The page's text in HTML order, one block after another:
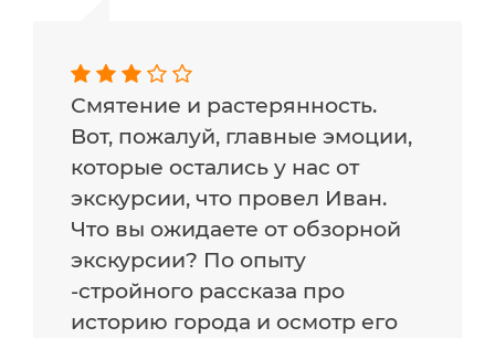
Смятение и растерянность.
Вот, пожалуй, главные эмоции,
которые остались у нас от
экскурсии, что провел Иван.
Что вы ожидаете от обзорной
экскурсии? По опыту
-стройного рассказа про
историю города и осмотр его